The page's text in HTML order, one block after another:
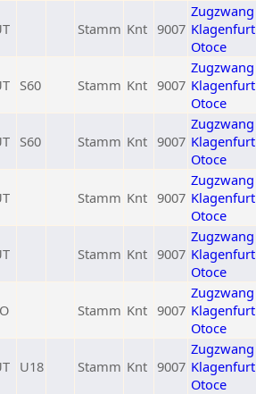
Stamm Knt 9007
Zugzwang
Klagenfurt
Otoce
S60 Stamm Knt 9007
Zugzwang
Klagenfurt
Otoce
S60 Stamm Knt 9007
Zugzwang
Klagenfurt
Otoce
Stamm Knt 9007
Zugzwang
Klagenfurt
Otoce
Stamm Knt 9007
Zugzwang
Klagenfurt
Otoce
Stamm Knt 9007
Zugzwang
Klagenfurt
Otoce
U18 Stamm Knt 9007
Zugzwang
Klagenfurt
Otoce